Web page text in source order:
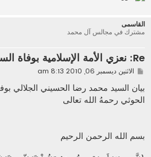
القاسمى
مشترك في مجالس آل محمد
Re: نعزي الأمة الإسلامية بوفاة السيد العلامة/ بدر الدين الح
م
ا
ر
ك
الاثنين ديسمبر 06, 2010 8:13 am
بيان السيد محمد رضا الحسيني الجلالي
الحوثي رحمهُ الله تعالى
بسم الله الرحمن الرحيم